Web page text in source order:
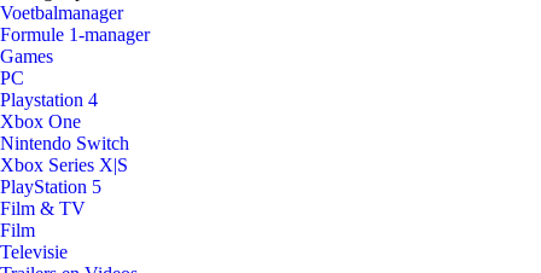
Voetbalmanager
Formule 1-manager
Games
PC
Playstation 4
Xbox One
Nintendo Switch
Xbox Series X|S
PlayStation 5
Film & TV
Film
Televisie